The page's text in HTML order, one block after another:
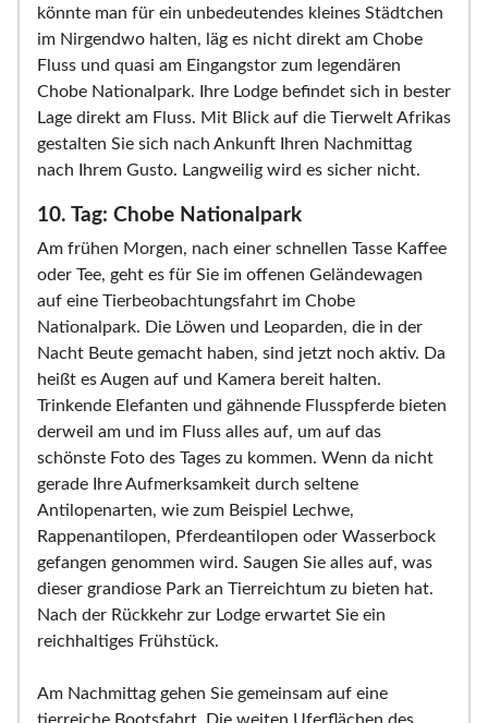
könnte man für ein unbedeutendes kleines Städtchen
im Nirgendwo halten, läg es nicht direkt am Chobe
Fluss und quasi am Eingangstor zum legendären
Chobe Nationalpark. Ihre Lodge befindet sich in bester
Lage direkt am Fluss. Mit Blick auf die Tierwelt Afrikas
gestalten Sie sich nach Ankunft Ihren Nachmittag
nach Ihrem Gusto. Langweilig wird es sicher nicht.
10. Tag: Chobe Nationalpark
Am frühen Morgen, nach einer schnellen Tasse Kaffee
oder Tee, geht es für Sie im offenen Geländewagen
auf eine Tierbeobachtungsfahrt im Chobe
Nationalpark. Die Löwen und Leoparden, die in der
Nacht Beute gemacht haben, sind jetzt noch aktiv. Da
heißt es Augen auf und Kamera bereit halten.
Trinkende Elefanten und gähnende Flusspferde bieten
derweil am und im Fluss alles auf, um auf das
schönste Foto des Tages zu kommen. Wenn da nicht
gerade Ihre Aufmerksamkeit durch seltene
Antilopenarten, wie zum Beispiel Lechwe,
Rappenantilopen, Pferdeantilopen oder Wasserbock
gefangen genommen wird. Saugen Sie alles auf, was
dieser grandiose Park an Tierreichtum zu bieten hat.
Nach der Rückkehr zur Lodge erwartet Sie ein
reichhaltiges Frühstück.
Am Nachmittag gehen Sie gemeinsam auf eine